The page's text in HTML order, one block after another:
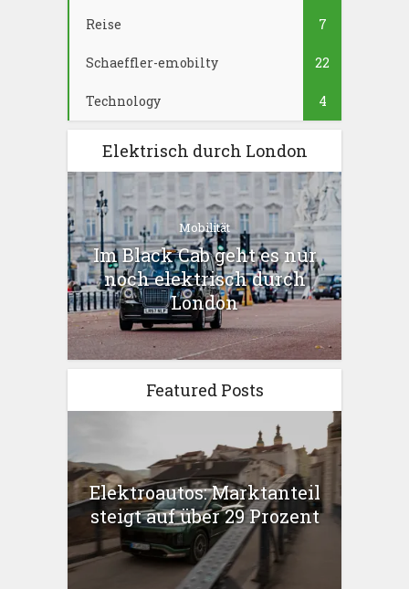
Reise 7
Schaeffler-emobilty 22
Technology 4
Elektrisch durch London
Mobilität
Im Black Cab geht es nur
noch elektrisch durch
London
Featured Posts
Elektroautos: Marktanteil
steigt auf über 29 Prozent